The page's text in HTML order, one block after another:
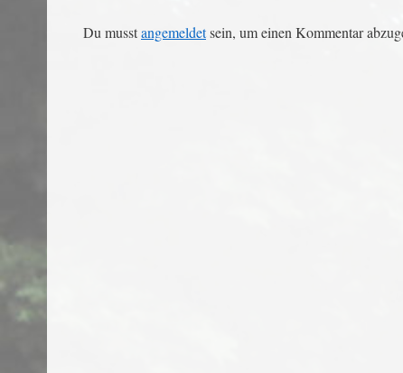
Du musstangemeldetsein, um einen Kommentar